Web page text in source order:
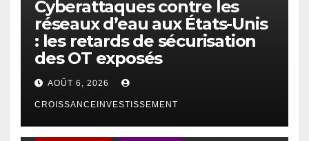
Cyberattaques contre les
réseaux d’eau aux États-Unis
: les retards de sécurisation
des OT exposés
AOÛT 6, 2026
CROISSANCEINVESTISSEMENT